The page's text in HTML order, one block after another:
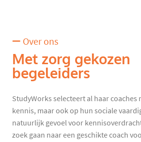
Over ons
Met zorg gekozen
begeleiders
StudyWorks selecteert al haar coaches
kennis, maar ook op hun sociale
natuurlijk gevoel voor
zoek gaan naar een geschikte coach